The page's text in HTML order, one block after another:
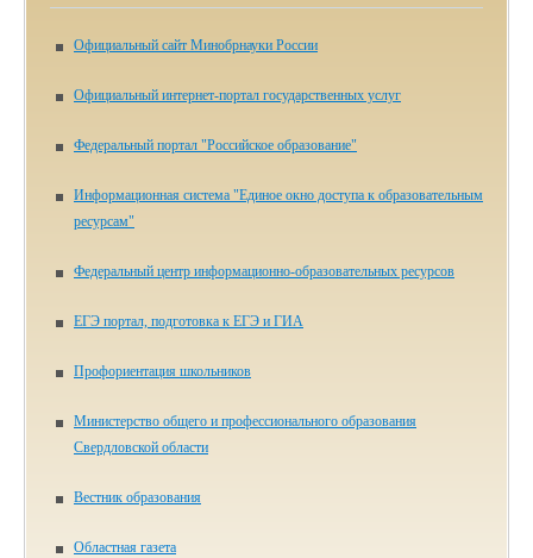
Официальный сайт Минобрнауки России
Официальный интернет-портал государственных услуг
Федеральный портал "Российское образование"
Информационная система "Единое окно доступа к образовательным
ресурсам"
Федеральный центр информационно-образовательных ресурсов
ЕГЭ портал, подготовка к ЕГЭ и ГИА
Профориентация школьников
Министерство общего и профессионального образования
Свердловской области
Вестник образования
Областная газета